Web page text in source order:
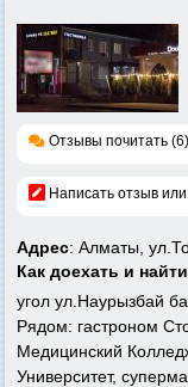
Отзывы почитать (6)
Написать отзыв
Адрес: Алматы,
Как доехать и найти
угол ул.Наурызбай
Рядом: гастроном
Медицинский
Университет,